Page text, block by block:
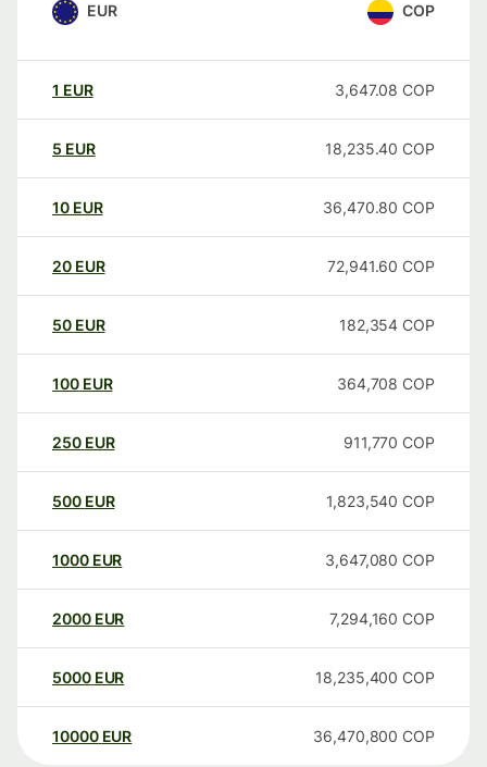
EUR COP
1 EUR 3,647.08 COP
5 EUR 18,235.40 COP
10 EUR 36,470.80 COP
20 EUR 72,941.60 COP
50 EUR 182,354 COP
100 EUR 364,708 COP
250 EUR 911,770 COP
500 EUR 1,823,540 COP
1000 EUR 3,647,080 COP
2000 EUR 7,294,160 COP
5000 EUR 18,235,400 COP
10000 EUR 36,470,800 COP